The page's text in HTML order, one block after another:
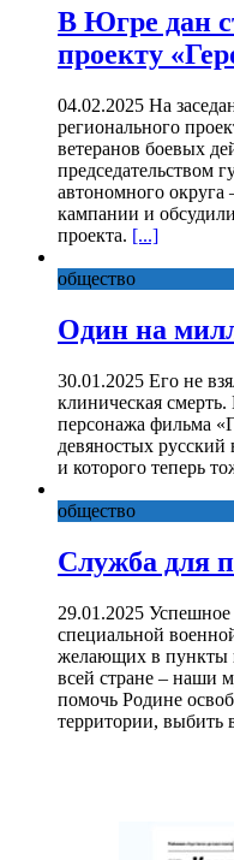
В Югре дан
проекту
04.02.2025 На
регионального
ветеранов боевых
председательством
автономного
кампании и
проекта. [...]
общество
Один на
30.01.2025 Его не
клиническая
персонажа фильма
девяностых
и которого теперь
общество
Служба для
29.01.2025
специальной
желающих в пункты
всей стране – наши
помочь Родине
территории, выбить